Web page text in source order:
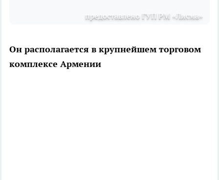
предоставлено ГУП РМ «Лисма»
Он располагается в крупнейшем торговом
комплексе Армении